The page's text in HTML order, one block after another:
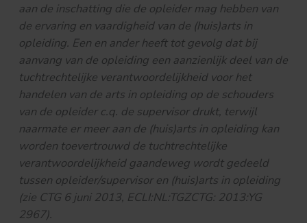
aan de inschatting die de opleider mag hebben van
de ervaring en vaardigheid van de (huis)arts in
opleiding. Een en ander heeft tot gevolg dat bij
aanvang van de opleiding een aanzienlijk deel van de
tuchtrechtelijke verantwoordelijkheid voor het
handelen van de arts in opleiding op de schouders
van de opleider c.q. de supervisor drukt, terwijl
naarmate er meer aan de (huis)arts in opleiding kan
worden toevertrouwd de tuchtrechtelijke
verantwoordelijkheid gaandeweg wordt gedeeld
tussen opleider/supervisor en (huis)arts in opleiding
(zie CTG 6 juni 2013, ECLI:NL:TGZCTG: 2013:YG
2967).